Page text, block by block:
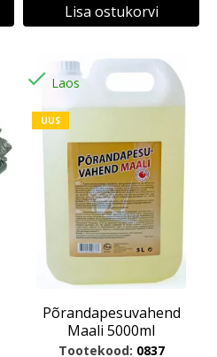
Lisa ostukorvi
 Laos
UUS
Põrandapesuvahend
Maali 5000ml
Tootekood: 0837